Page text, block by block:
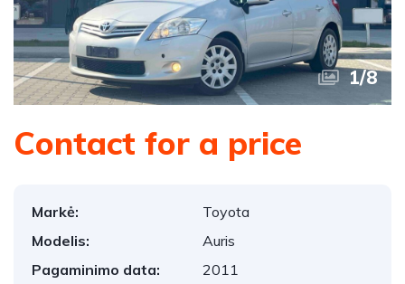
1/8
Contact for a price
Markė:
Toyota
Modelis:
Auris
Pagaminimo data:
2011